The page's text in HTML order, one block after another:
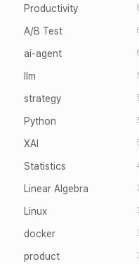
Productivity
A/B Test
ai-agent
llm
strategy
Python
XAI
Statistics
Linear Algebra
Linux
docker
product